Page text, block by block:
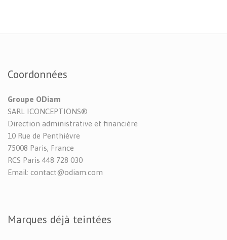
Coordonnées
Groupe ODiam
SARL ICONCEPTIONS®
Direction administrative et financière
10 Rue de Penthièvre
75008 Paris, France
RCS Paris 448 728 030
Email: contact@odiam.com
Marques déjà teintées